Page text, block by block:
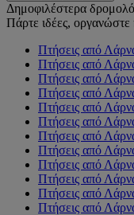
Δημοφιλέστερα
Πάρτε ιδέες, οργανώστε
Πτήσεις από
Πτήσεις από
Πτήσεις από
Πτήσεις από
Πτήσεις από
Πτήσεις από
Πτήσεις από
Πτήσεις από
Πτήσεις από
Πτήσεις από
Πτήσεις από
Πτήσεις από